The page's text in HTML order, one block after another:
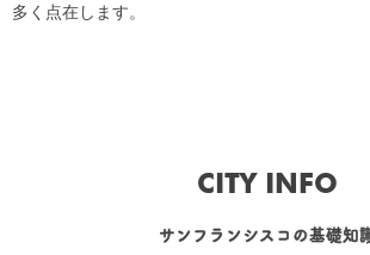
多く点在します。
CITY INFO
サンフランシスコの基礎知